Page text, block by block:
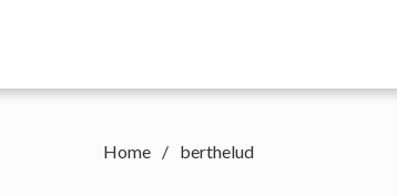
Home berthelud